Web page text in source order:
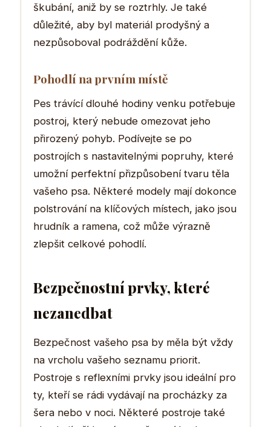
škubání, aniž by se roztrhly. Je také
důležité, aby byl materiál prodyšný a
nezpůsoboval podráždění kůže.
Pohodlí na prvním místě
Pes trávící dlouhé hodiny venku potřebuje
postroj, který nebude omezovat jeho
přirozený pohyb. Podívejte se po
postrojích s nastavitelnými popruhy, které
umožní perfektní přizpůsobení tvaru těla
vašeho psa. Některé modely mají dokonce
polstrování na klíčových místech, jako jsou
hrudník a ramena, což může výrazně
zlepšit celkové pohodlí.
Bezpečnostní prvky, které
nezanedbat
Bezpečnost vašeho psa by měla být vždy
na vrcholu vašeho seznamu priorit.
Postroje s reflexními prvky jsou ideální pro
ty, kteří se rádi vydávají na procházky za
šera nebo v noci. Některé postroje také